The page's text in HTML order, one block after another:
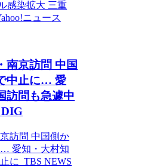
感染拡大 三重
ニュース
南京訪問 中国
中止に… 愛
訪問も急遽中
DIG
訪問 中国側か
愛知・大村知
に TBS NEWS